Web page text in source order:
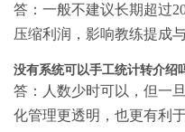
答：一般不建议长期超过
压缩利润，影响教练提成
没有系统可以手工统计转介绍
答：人数少时可以，但一
化管理更透明，也更有利